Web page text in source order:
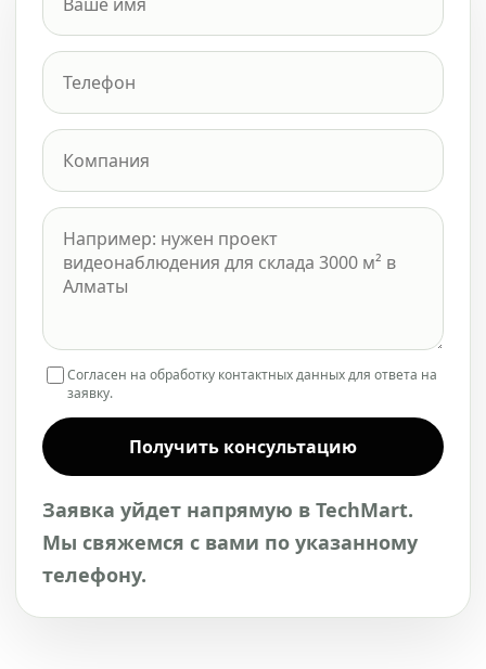
Согласен на обработку контактных данных для ответа на
заявку.
Получить консультацию
Заявка уйдет напрямую в TechMart.
Мы свяжемся с вами по указанному
телефону.